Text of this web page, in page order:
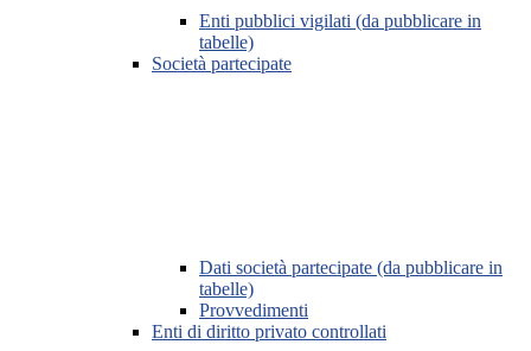
Enti pubblici vigilati (da pubblicare in
tabelle)
Società partecipate
Dati società partecipate (da pubblicare in
tabelle)
Provvedimenti
Enti di diritto privato controllati